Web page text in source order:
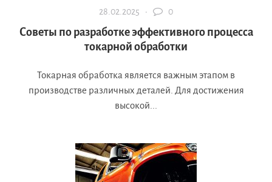
28.02.2025 · 0
Советы по разработке эффективного процесса
токарной обработки
Токарная обработка является важным этапом в
производстве различных деталей. Для достижения
высокой...